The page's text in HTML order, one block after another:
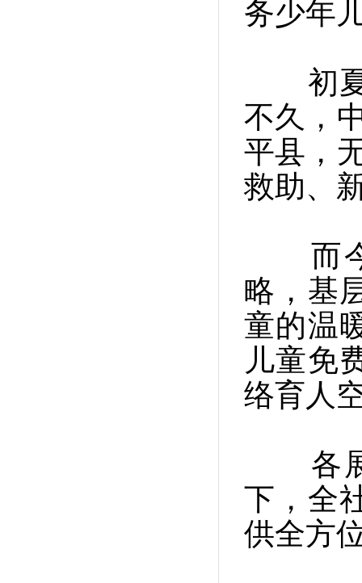
务少年
初夏
不久，
平县，
救助、
而今
略，基
童的温
儿童免
络育人
各展
下，全
供全方